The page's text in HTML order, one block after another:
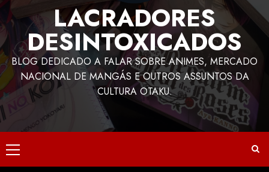
LACRADORES
DESINTOXICADOS
BLOG DEDICADO A FALAR SOBRE ANIMES, MERCADO
NACIONAL DE MANGÁS E OUTROS ASSUNTOS DA
CULTURA OTAKU.